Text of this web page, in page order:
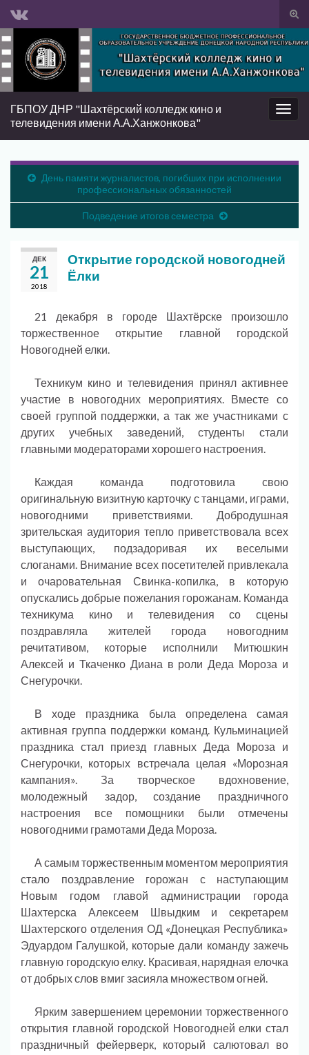
Вкл/
Search for:
Вкл/
ГБПОУ ДНР "Шахтёрский колледж кино и
телевидения имени А.А.Ханжонкова"
День памяти журналистов, погибших при исполнении
профессиональных обязанностей
Подведение итогов семестра
ДЕК
21
2018
Открытие городской новогодней
Ёлки
21 декабря в городе Шахтёрске произошло
торжественное открытие главной городской
Новогодней елки.
Техникум кино и телевидения принял активнее
участие в новогодних мероприятиях. Вместе со
своей группой поддержки, а так же участниками с
других учебных заведений, студенты стали
главными модераторами хорошего настроения.
Каждая команда подготовила свою
оригинальную визитную карточку с танцами, играми,
новогодними приветствиями. Добродушная
зрительская аудитория тепло приветствовала всех
выступающих, подзадоривая их веселыми
слоганами. Внимание всех посетителей привлекала
и очаровательная Свинка-копилка, в которую
опускались добрые пожелания горожанам. Команда
техникума кино и телевидения со сцены
поздравляла жителей города новогодним
речитативом, которые исполнили Митюшкин
Алексей и Ткаченко Диана в роли Деда Мороза и
Снегурочки.
В ходе праздника была определена самая
активная группа поддержки команд. Кульминацией
праздника стал приезд главных Деда Мороза и
Снегурочки, которых встречала целая «Морозная
кампания». За творческое вдохновение,
молодежный задор, создание праздничного
настроения все помощники были отмечены
новогодними грамотами Деда Мороза.
А самым торжественным моментом мероприятия
стало поздравление горожан с наступающим
Новым годом главой администрации города
Шахтерска Алексеем Швыдким и секретарем
Шахтерского отделения ОД «Донецкая Республика»
Эдуардом Галушкой, которые дали команду зажечь
главную городскую елку. Красивая, нарядная елочка
от добрых слов вмиг засияла множеством огней.
Ярким завершением церемонии торжественного
открытия главной городской Новогодней елки стал
праздничный фейерверк, который салютовал во